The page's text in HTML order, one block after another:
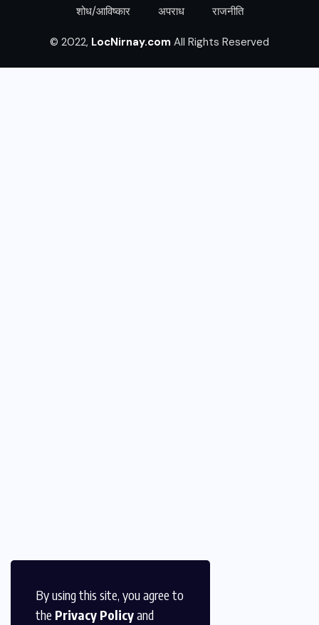
By using this site, you agree to
the Privacy Policyand
शोध/आविष्कार
अपराध राजनीति
© 2022, LocNirnay.com All Rights Reserved